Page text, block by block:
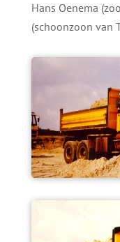
Hans Oenema
(schoonzoon van